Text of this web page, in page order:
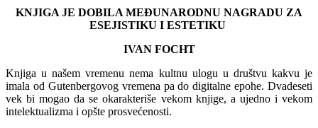
KNJIGA JE DOBILA MEĐUNARODNU NAGRADU ZA
ESEJISTIKU I ESTETIKU
IVAN FOCHT
Knjiga u našem vremenu nema kultnu ulogu u društvu kakvu je
imala od Gutenbergovog vremena pa do digitalne epohe. Dvadeseti
vek bi mogao da se okarakteriše vekom knjige, a ujedno i vekom
intelektualizma i opšte prosvećenosti.